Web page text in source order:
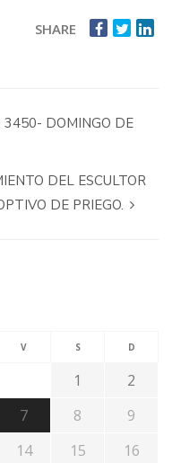
SHARE
3450- DOMINGO DE
DEL ESCULTOR
DE PRIEGO.
V S D
1
2
7 8
9
14 15 16